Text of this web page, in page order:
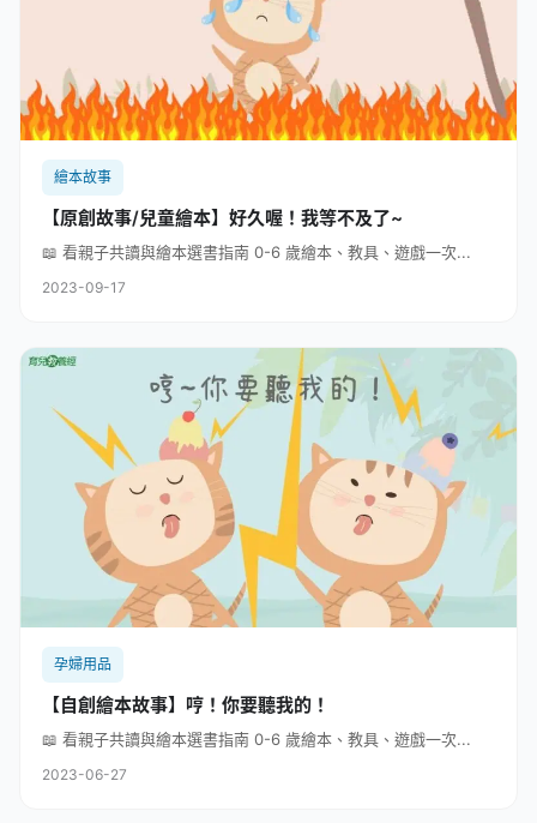
繪本故事
【原創故事/兒童繪本】好久喔！我等不及了~
📖 看親子共讀與繪本選書指南 0-6 歲繪本、教具、遊戲一次...
2023-09-17
孕婦用品
【自創繪本故事】哼！你要聽我的！
📖 看親子共讀與繪本選書指南 0-6 歲繪本、教具、遊戲一次...
2023-06-27